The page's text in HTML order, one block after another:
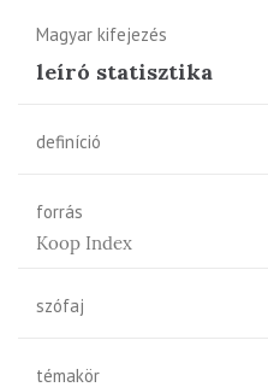
Magyar kifejezés
leíró statisztika
definíció
forrás
Koop Index
szófaj
témakör